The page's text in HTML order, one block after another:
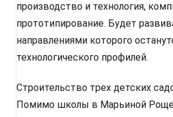
производство и технология,
прототипирование. Будет
направлениями которого
технологического профилей.
Строительство трех детских
Помимо школы в Марьиной